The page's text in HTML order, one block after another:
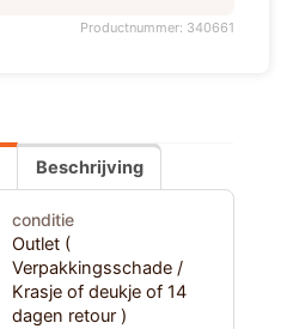
Productnummer: 340661
Beschrijving
conditie
Outlet (
Verpakkingsschade /
Krasje of deukje of 14
dagen retour )